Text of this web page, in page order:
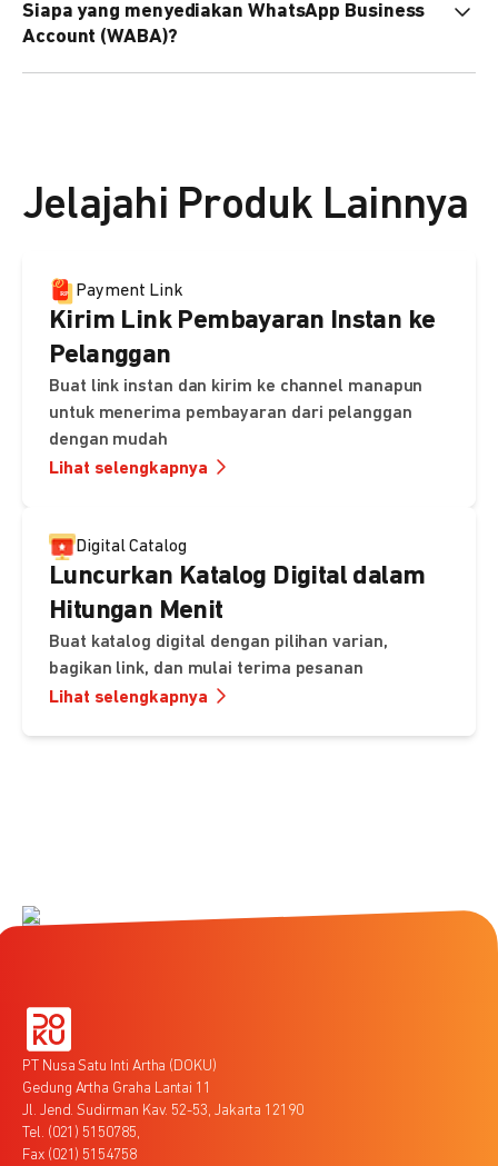
nanti tim kami bantu setup. Bisa juga pakai nomor
WhatsApp bisnis yang sudah dimiliki sendiri, atau dari
DOKU yang buatkan WhatsApp Bisnis terverifikasi juga
Siapa yang menyediakan WhatsApp Business
Account (WABA)?
Jelajahi Produk Lainnya
Payment Link
Kirim Link Pembayaran Instan ke
Pelanggan
Buat link instan dan kirim ke channel manapun
untuk menerima pembayaran dari pelanggan
dengan mudah
Lihat selengkapnya
Digital Catalog
Luncurkan Katalog Digital dalam
Hitungan Menit
Buat katalog digital dengan pilihan varian,
bagikan link, dan mulai terima pesanan
Lihat selengkapnya
PT Nusa Satu Inti Artha (DOKU)
Gedung Artha Graha Lantai 11
Jl. Jend. Sudirman Kav. 52-53, Jakarta 12190
Tel. (021) 5150785,
Fax (021) 5154758